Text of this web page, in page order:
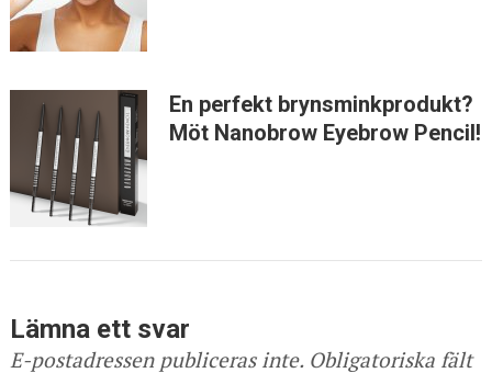
En perfekt brynsminkprodukt?
Möt Nanobrow Eyebrow Pencil!
Lämna ett svar
E-postadressen publiceras inte.Obligatoriska fält